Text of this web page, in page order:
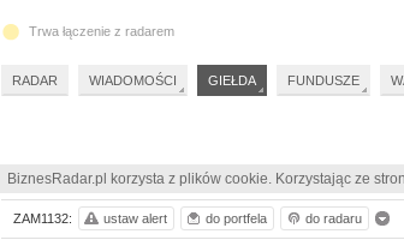
BiznesRadar.pl korzysta z plików cookie. Korzystając ze
ZAM1132: ustaw alert do portfela do radaru
Trwa łączenie z radarem
RADAR WIADOMOŚCI GIEŁDA FUNDUSZE